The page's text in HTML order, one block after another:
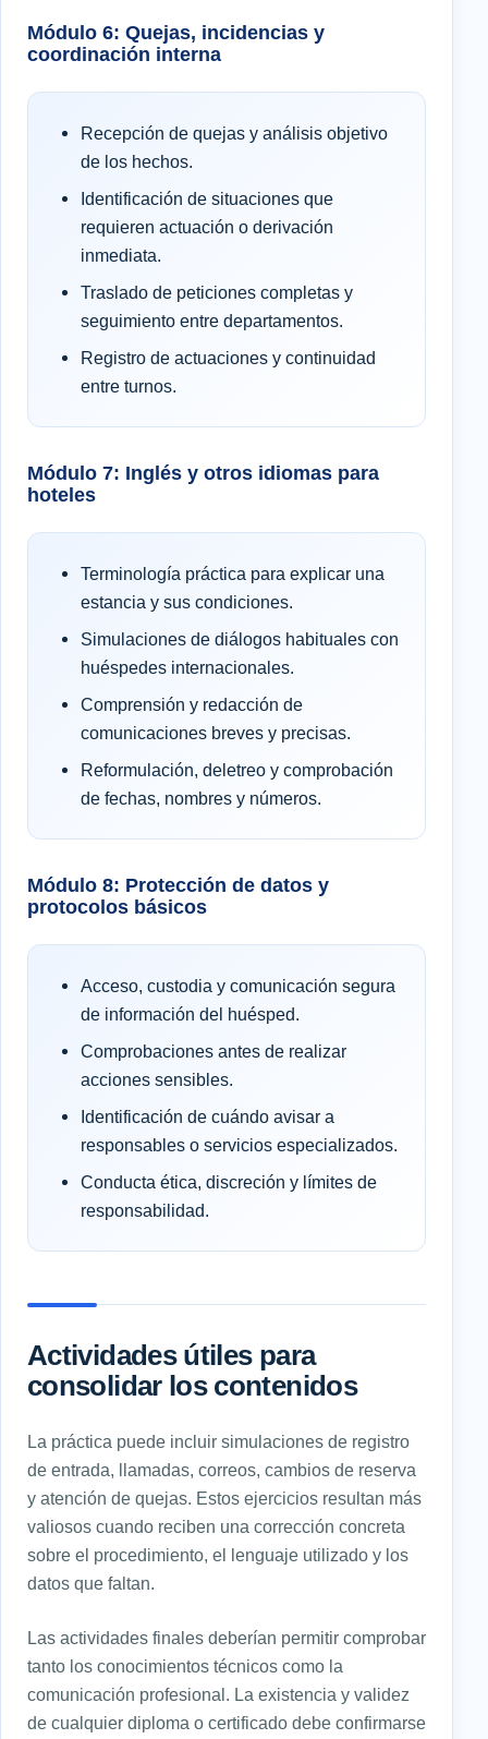
Módulo 6: Quejas, incidencias y
coordinación interna
Recepción de quejas y análisis objetivo
de los hechos.
Identificación de situaciones que
requieren actuación o derivación
inmediata.
Traslado de peticiones completas y
seguimiento entre departamentos.
Registro de actuaciones y continuidad
entre turnos.
Módulo 7: Inglés y otros idiomas para
hoteles
Terminología práctica para explicar una
estancia y sus condiciones.
Simulaciones de diálogos habituales con
huéspedes internacionales.
Comprensión y redacción de
comunicaciones breves y precisas.
Reformulación, deletreo y comprobación
de fechas, nombres y números.
Módulo 8: Protección de datos y
protocolos básicos
Acceso, custodia y comunicación segura
de información del huésped.
Comprobaciones antes de realizar
acciones sensibles.
Identificación de cuándo avisar a
responsables o servicios especializados.
Conducta ética, discreción y límites de
responsabilidad.
Actividades útiles para
consolidar los contenidos
La práctica puede incluir simulaciones de registro
de entrada, llamadas, correos, cambios de reserva
y atención de quejas. Estos ejercicios resultan más
valiosos cuando reciben una corrección concreta
sobre el procedimiento, el lenguaje utilizado y los
datos que faltan.
Las actividades finales deberían permitir comprobar
tanto los conocimientos técnicos como la
comunicación profesional. La existencia y validez
de cualquier diploma o certificado debe confirmarse